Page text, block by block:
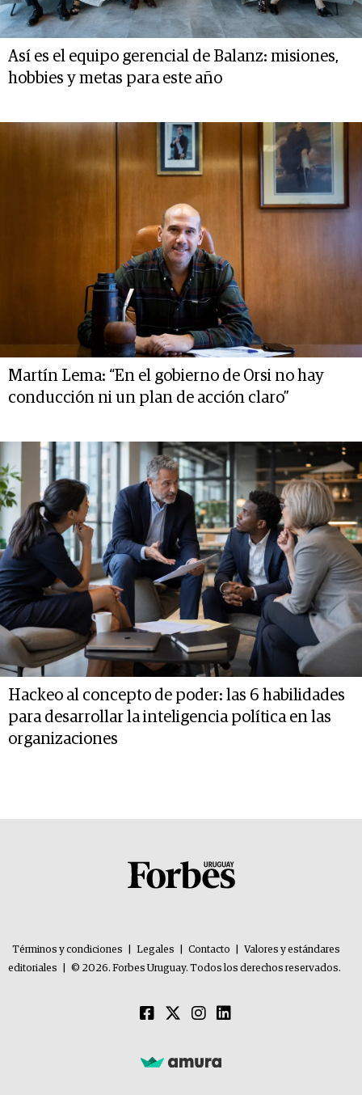
Así es el equipo gerencial de Balanz: misiones,
hobbies y metas para este año
Martín Lema: “En el gobierno de Orsi no hay
conducción ni un plan de acción claro”
Hackeo al concepto de poder: las 6 habilidades
para desarrollar la inteligencia política en las
organizaciones
Términos y condiciones Legales Contacto
Valores y estándares
editoriales
© 2026. Forbes Uruguay. Todos los derechos reservados.